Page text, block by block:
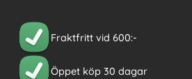
Fraktfritt vid 600:-
Öppet köp 30 dagar